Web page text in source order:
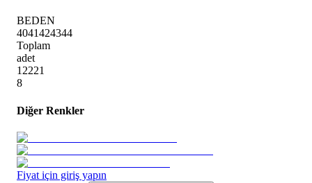
BEDEN
4041424344
Toplam
adet
12221
8
Diğer Renkler
Fiyat için giriş yapın